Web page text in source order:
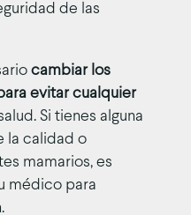
de las
cambiar los
evitar cualquier
Si tienes alguna
la calidad o
mamarios, es
médico para